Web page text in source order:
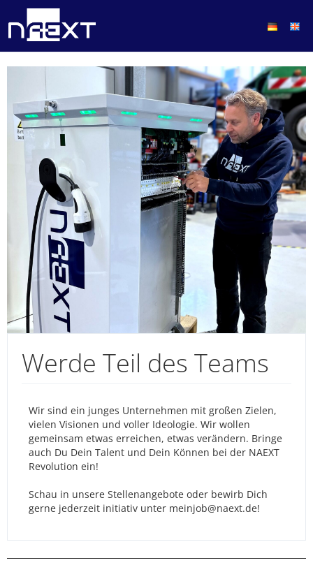
Werde Teil des Teams
Wir sind ein junges Unternehmen mit großen Zielen,
vielen Visionen und voller Ideologie. Wir wollen
gemeinsam etwas erreichen, etwas verändern. Bringe
auch Du Dein Talent und Dein Können bei der NAEXT
Revolution ein!
Schau in unsere Stellenangebote oder bewirb Dich
gerne jederzeit initiativ unter meinjob@naext.de!